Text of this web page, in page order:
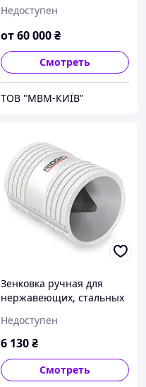
Недоступен
от60 000₴
Смотреть
ТОВ "МВМ-КИЇВ"
Зенковка ручная для
нержавеющих, стальных
Недоступен
6 130₴
Смотреть